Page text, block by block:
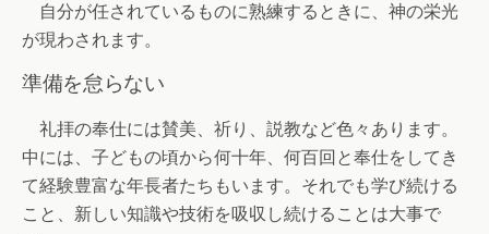
自分が任されているものに熟練するときに、神の栄光
が現わされます。
準備を怠らない
礼拝の奉仕には賛美、祈り、説教など色々あります。
中には、子どもの頃から何十年、何百回と奉仕をしてき
て経験豊富な年長者たちもいます。それでも学び続ける
こと、新しい知識や技術を吸収し続けることは大事で